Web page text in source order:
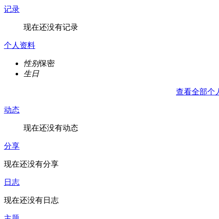
记录
现在还没有记录
个人资料
性别保密
生日
查看全部个
动态
现在还没有动态
分享
现在还没有分享
日志
现在还没有日志